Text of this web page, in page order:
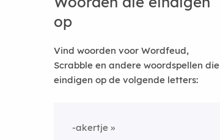
op
Vind woorden voor Wordfeud,
Scrabble en andere woordspellen die
eindigen op de volgende letters:
-akertje